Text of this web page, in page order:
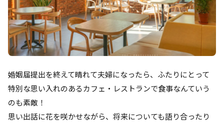
婚姻届提出を終えて晴れて夫婦になったら、ふたりにとって
特別な思い入れのあるカフェ・レストランで食事なんていう
のも素敵！
思い出話に花を咲かせながら、将来についても語り合ったり